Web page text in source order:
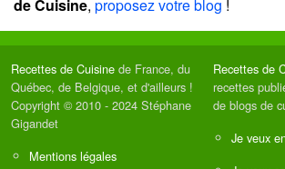
de Cuisine, proposez votre blog !
Recettes de Cuisine de France, du
Québec, de Belgique, et d'ailleurs !
Copyright © 2010 - 2024 Stéphane
Gigandet
Mentions légales
Recettes de
recettes
de blogs de
Je veux